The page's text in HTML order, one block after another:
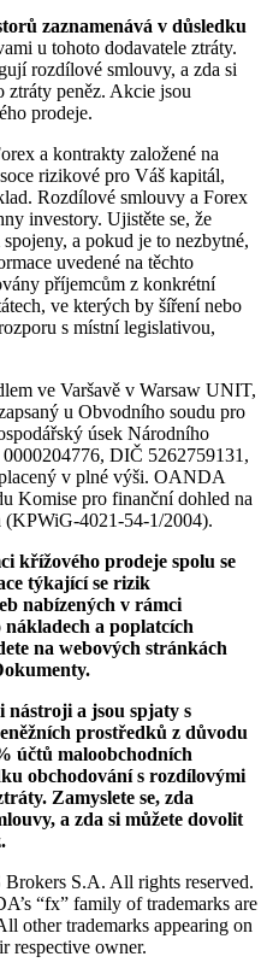
zaznamenává v důsledku
u tohoto dodavatele ztráty.
rozdílové smlouvy, a zda si
peněz. Akcie jsou
prodeje.
a kontrakty založené na
rizikové pro Váš kapitál,
Rozdílové smlouvy a Forex
investory. Ujistěte se, že
a pokud je to nezbytné,
uvedené na těchto
příjemcům z konkrétní
ve kterých by šíření nebo
s místní legislativou,
ve Varšavě v Warsaw UNIT,
u Obvodního soudu pro
úsek Národního
DIČ 5262759131,
v plné výši. OANDA
Komise pro finanční dohled na
(KPWiG-4021-54-1/2004).
křížového prodeje spolu se
týkající se rizik
nabízených v rámci
a poplatcích
na webových stránkách
nástroji a jsou spjaty s
prostředků z důvodu
účtů maloobchodních
obchodování s rozdílovými
Zamyslete se, zda
a zda si můžete dovolit
S.A. All rights reserved.
“fx” family of trademarks are
other trademarks appearing on
respective owner.